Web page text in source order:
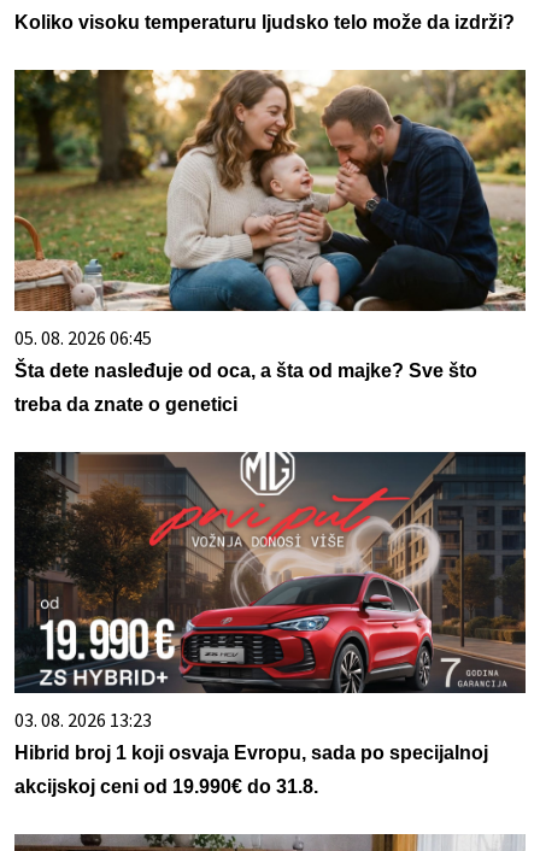
Koliko visoku temperaturu ljudsko telo može da izdrži?
05. 08. 2026 06:45
Šta dete nasleđuje od oca, a šta od majke? Sve što
treba da znate o genetici
03. 08. 2026 13:23
Hibrid broj 1 koji osvaja Evropu, sada po specijalnoj
akcijskoj ceni od 19.990€ do 31.8.